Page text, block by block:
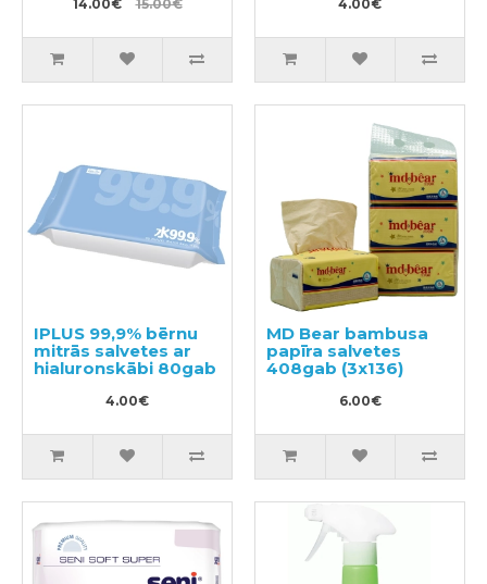
14.00€ 15.00€ 4.00€
IPLUS 99,9% bērnu
mitrās salvetes ar
hialuronskābi 80gab
4.00€
MD Bear bambusa
papīra salvetes
408gab (3x136)
6.00€